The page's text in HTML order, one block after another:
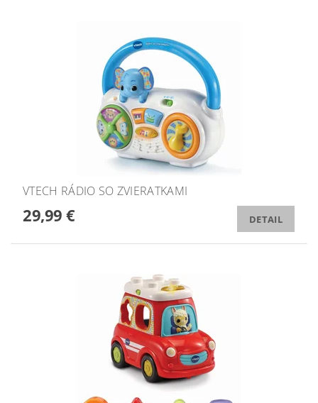
VTECH RÁDIO SO ZVIERATKAMI
29,99 € DETAIL